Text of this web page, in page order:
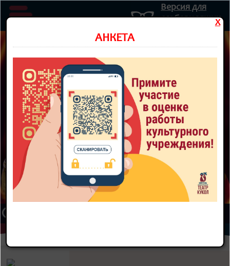
Версия для
слабовидящих
Министерство культуры Новосибирской области
НОВОСИБИРСКИЙ ОБЛАСТНОЙ
ТЕАТР КУКОЛ
8 800 300-49-10
93 театральный сезон
X
АНКЕТА